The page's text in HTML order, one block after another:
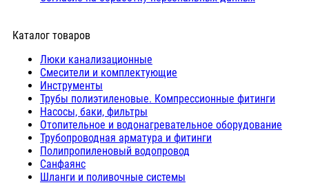
Каталог товаров
Люки канализационные
Cмесители и комплектующие
Инструменты
Трубы полиэтиленовые. Компрессионные фитинги
Насосы, баки, фильтры
Отопительное и водонагревательное оборудование
Трубопроводная арматура и фитинги
Полипропиленовый водопровод
Санфаянс
Шланги и поливочные системы